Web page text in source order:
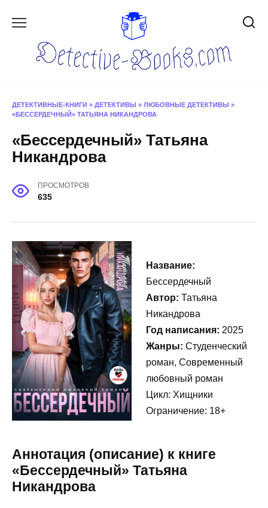
ДЕТЕКТИВНЫЕ-КНИГИ » ДЕТЕКТИВЫ » ЛЮБОВНЫЕ ДЕТЕКТИВЫ »
«БЕССЕРДЕЧНЫЙ» ТАТЬЯНА НИКАНДРОВА
«Бессердечный» Татьяна
Никандрова
ПРОСМОТРОВ
635
Название:
Бессердечный
Автор: Татьяна
Никандрова
Год написания: 2025
Жанры: Студенческий
роман, Современный
любовный роман
Цикл: Хищники
Ограничение: 18+
Аннотация (описание) к книге
«Бессердечный» Татьяна
Никандрова